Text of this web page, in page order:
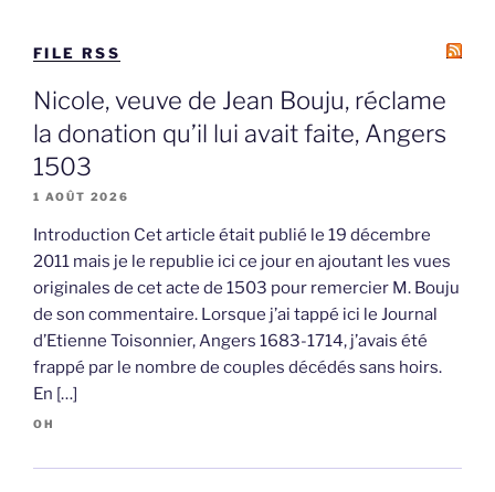
FILE RSS
Nicole, veuve de Jean Bouju, réclame
la donation qu’il lui avait faite, Angers
1503
1 AOÛT 2026
Introduction Cet article était publié le 19 décembre
2011 mais je le republie ici ce jour en ajoutant les vues
originales de cet acte de 1503 pour remercier M. Bouju
de son commentaire. Lorsque j’ai tappé ici le Journal
d’Etienne Toisonnier, Angers 1683-1714, j’avais été
frappé par le nombre de couples décédés sans hoirs.
En […]
OH